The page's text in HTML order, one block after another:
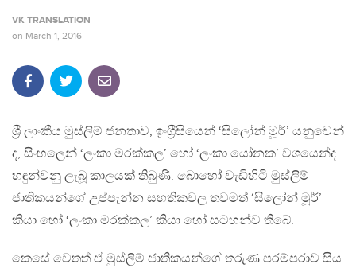
VK TRANSLATION
on March 1, 2016
ශ‍්‍රී ලාංකීය මුස්ලිම් ජනතාව, ඉංග‍්‍රීසියෙන් ‘සිලෝන් මූර්’ යනුවෙන්
ද, සිංහලෙන් ‘ලංකා මරක්කල’ හෝ ‘ලංකා යෝනක’ වශයෙන්ද
හඳුන්වනු ලැබූ කාලයක් තිබුණි. බොහෝ වැඩිහිටි මුස්ලිම්
ජාතිකයන්ගේ උප්පැන්න සහතිකවල තවමත් ‘සිලෝන් මූර්’
කියා හෝ ‘ලංකා මරක්කල’ කියා හෝ සටහන්ව තිබේ.
කෙසේ වෙතත් ඒ මුස්ලිම් ජාතිකයන්ගේ තරුණ පරම්පරාව සිය